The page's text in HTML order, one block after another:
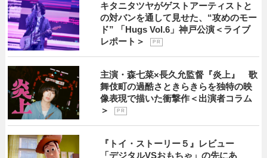
キタニタツヤがゲストアーティストと
の対バンを通して見せた、“攻めのモー
ド” 「Hugs Vol.6」神戸公演＜ライブ
レポート＞
P R
主演・森七菜×長久允監督『炎上』 歌
舞伎町の過酷さときらきらを独特の映
像表現で描いた衝撃作＜出演者コラム
＞
P R
『トイ・ストーリー５』レビュー
「デジタルVSおもちゃ」の先にあ